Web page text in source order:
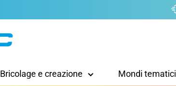
Bricolage e creazione Mondi tematici